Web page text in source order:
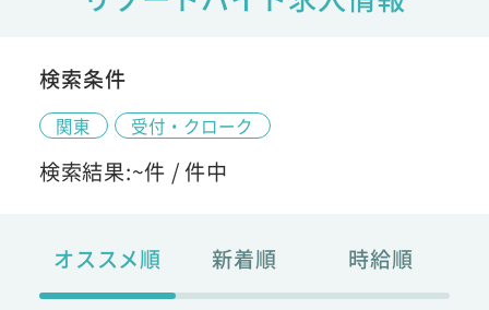
検索条件
関東 受付・クローク
検索結果:~件 /件中
オススメ順 新着順 時給順